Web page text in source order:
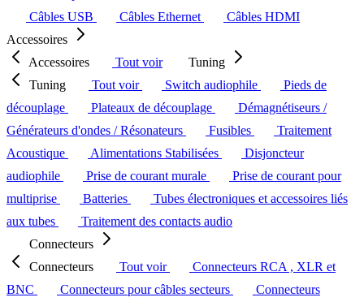
Câbles USB
Câbles Ethernet
Câbles HDMI
Accessoires
Accessoires
Tout voir
Tuning
Tuning
Tout voir Switch audiophile
Pieds de
découplage
Plateaux de découplage
Démagnétiseurs /
Générateurs d'ondes / Résonateurs
Fusibles
Traitement
Acoustique
Alimentations Stabilisées
Disjoncteur
audiophile
Prise de courant murale
Prise de courant pour
multiprise
Batteries
Tubes électroniques et accessoires liés
aux tubes
Traitement des contacts audio
Connecteurs
Connecteurs
Tout voir
Connecteurs RCA , XLR et
BNC
Connecteurs pour câbles secteurs
Connecteurs